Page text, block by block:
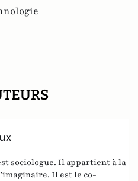
sociologue. Il appartient à la
Il est le co-